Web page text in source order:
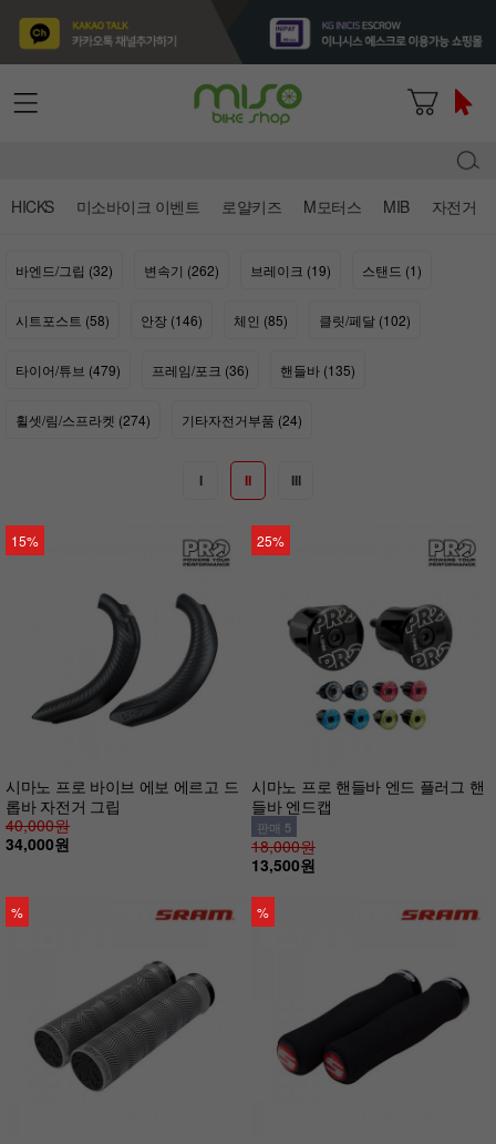
HICKS 미소바이크 이벤트 로얄키즈 M모터스 MIB 자전거
바엔드/그립 (32) 변속기 (262) 브레이크 (19) 스탠드 (1)
시트포스트 (58) 안장 (146) 체인 (85) 클릿/페달 (102)
타이어/튜브 (479) 프레임/포크 (36) 핸들바 (135)
휠셋/림/스프라켓 (274) 기타자전거부품 (24)
I II III
15%
시마노 프로 바이브 에보 에르고 드
롭바 자전거 그립
40,000원
34,000원
25%
시마노 프로 핸들바 엔드 플러그 핸
들바 엔드캡
판매 5
18,000원
13,500원
% %